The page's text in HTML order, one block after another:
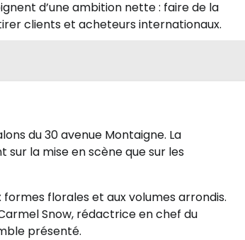
d’une ambition nette : faire de la
clients et acheteurs internationaux.
du 30 avenue Montaigne. La
la mise en scène que sur les
florales et aux volumes arrondis.
Snow, rédactrice en chef du
présenté.